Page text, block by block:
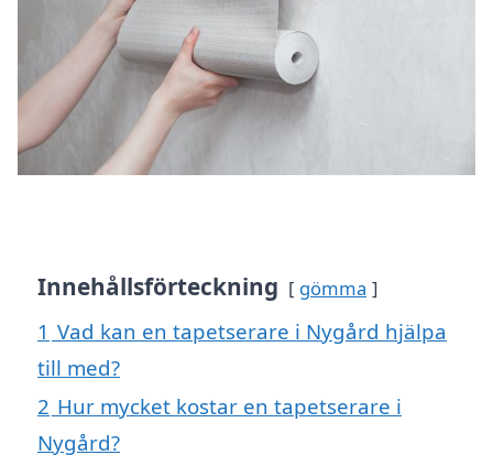
Innehållsförteckning gömma
1 Vad kan en tapetserare i Nygård hjälpa
till med?
2 Hur mycket kostar en tapetserare i
Nygård?